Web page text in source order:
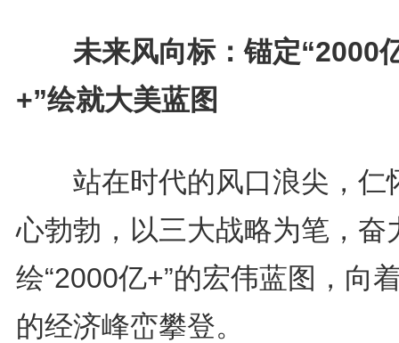
未来风向标：锚定“2000
+”绘就大美蓝图
站在时代的风口浪尖，仁
心勃勃，以三大战略为笔，奋
绘“2000亿+”的宏伟蓝图，向
的经济峰峦攀登。